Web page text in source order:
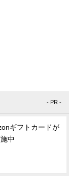
- PR -
ギフトカードが
中